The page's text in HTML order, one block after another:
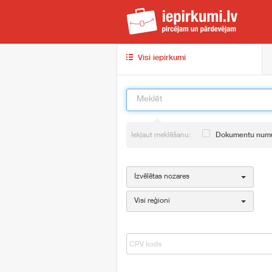
Visi iepirkumi
Iekļaut meklēšanu: Dokumentu
Izvēlētas nozares
Visi reģioni